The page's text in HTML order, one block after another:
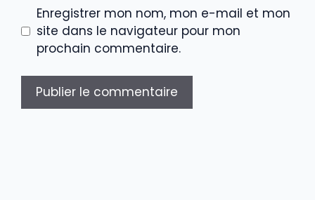
Enregistrer mon nom, mon e-mail et mon
site dans le navigateur pour mon
prochain commentaire.